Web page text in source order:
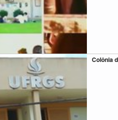
Colônia